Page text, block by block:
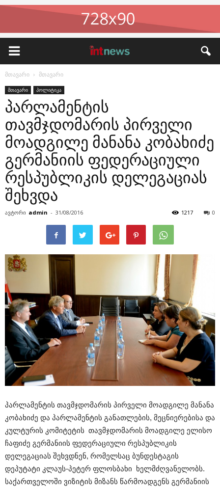
მთავარი მთავარი
მთავარი პოლიტიკა
პარლამენტის
თავმჯდომარის პირველი
მოადგილე მანანა კობახიძე
გერმანიის ფედერაციული
რესპუბლიკის დელეგაციას
შეხვდა
ავტორი admin - 31/08/2016 0
1217
პარლამენტის თავმჯდომარის პირველი მოადგილე მანანა
კობახიძე და პარლამენტის განათლების, მეცნიერებისა და
კულტურის კომიტეტის თავმჯდომარის მოადგილე ელისო
ჩაფიძე გერმანიის ფედერაციული რესპუბლიკის
დელეგაციას შეხვდნენ, რომელსაც ბუნდესტაგის
დეპუტატი კლაუს-პეტერ ფლოსბახი ხელმძღვანელობს.
საქართველოში ვიზიტის მიზანს წარმოადგენს გერმანიის